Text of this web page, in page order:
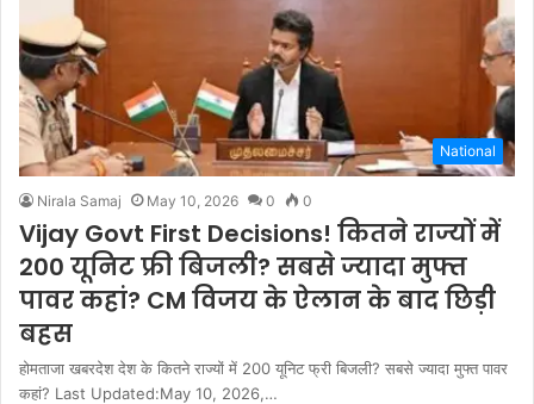
National
Nirala Samaj May 10, 2026 0 0
Vijay Govt First Decisions! कितने राज्यों में
200 यूनिट फ्री बिजली? सबसे ज्यादा मुफ्त
पावर कहां? CM विजय के ऐलान के बाद छिड़ी
बहस
होमताजा खबरदेश देश के कितने राज्यों में 200 यूनिट फ्री बिजली? सबसे ज्यादा मुफ्त पावर
कहां? Last Updated:May 10, 2026,…